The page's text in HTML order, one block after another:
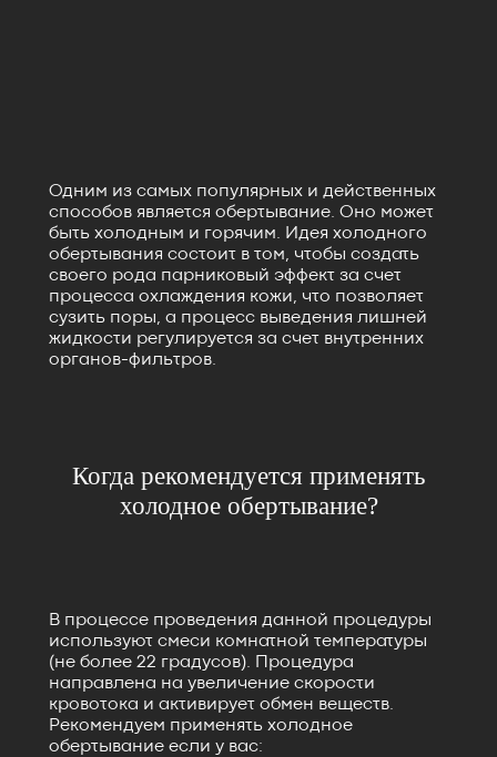
Одним из самых популярных и действенных
способов является обертывание. Оно может
быть холодным и горячим. Идея холодного
обертывания состоит в том, чтобы создать
своего рода парниковый эффект за счет
процесса охлаждения кожи, что позволяет
сузить поры, а процесс выведения лишней
жидкости регулируется за счет внутренних
органов-фильтров.
Когда рекомендуется применять
холодное обертывание?
В процессе проведения данной процедуры
используют смеси комнатной температуры
(не более 22 градусов). Процедура
направлена на увеличение скорости
кровотока и активирует обмен веществ.
Рекомендуем применять холодное
обертывание если у вас: